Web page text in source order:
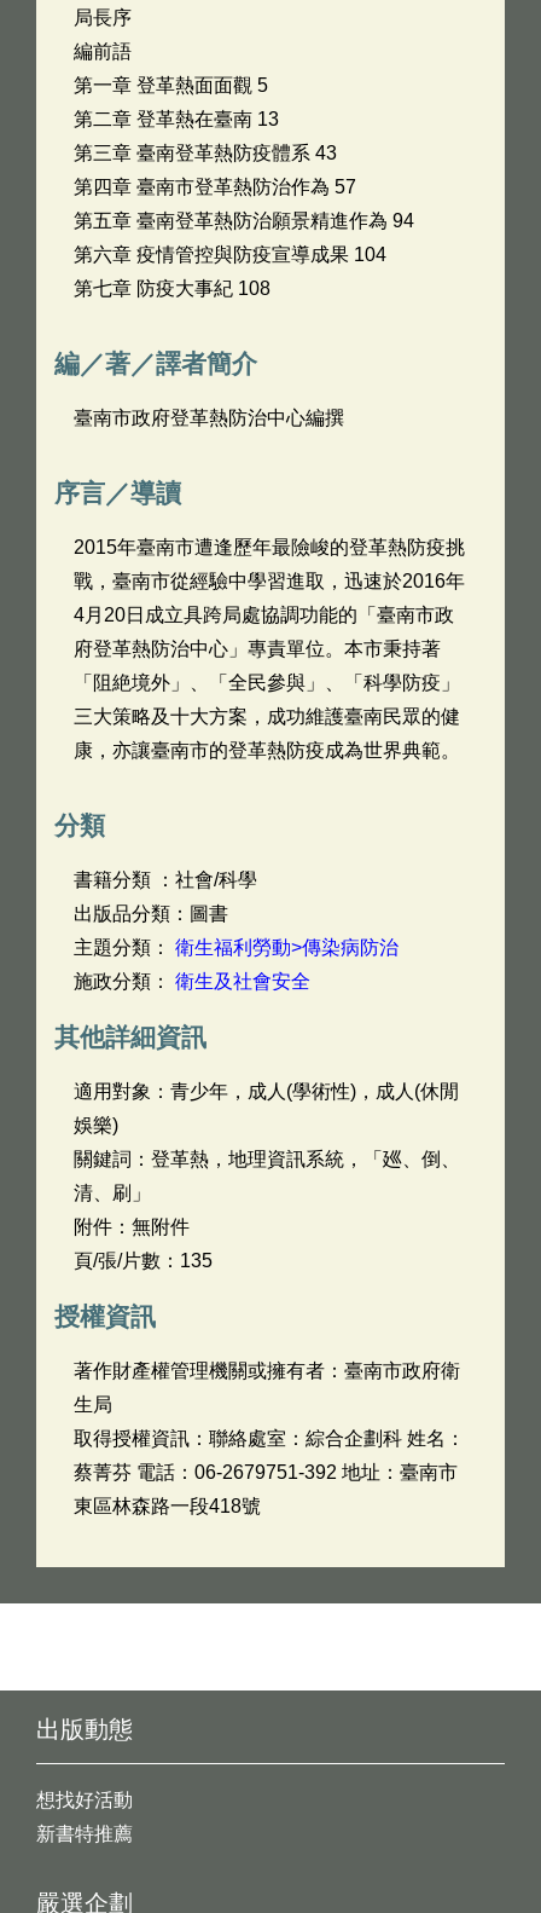
局長序
編前語
第一章 登革熱面面觀 5
第二章 登革熱在臺南 13
第三章 臺南登革熱防疫體系 43
第四章 臺南市登革熱防治作為 57
第五章 臺南登革熱防治願景精進作為 94
第六章 疫情管控與防疫宣導成果 104
第七章 防疫大事紀 108
編／著／譯者簡介
臺南市政府登革熱防治中心編撰
序言／導讀
2015年臺南市遭逢歷年最險峻的登革熱防疫挑
戰，臺南市從經驗中學習進取，迅速於2016年
4月20日成立具跨局處協調功能的「臺南市政
府登革熱防治中心」專責單位。本市秉持著
「阻絶境外」、「全民參與」、「科學防疫」
三大策略及十大方案，成功維護臺南民眾的健
康，亦讓臺南市的登革熱防疫成為世界典範。
分類
書籍分類 ：社會/科學
出版品分類：圖書
主題分類： 衛生福利勞動>傳染病防治
施政分類： 衛生及社會安全
其他詳細資訊
適用對象：青少年，成人(學術性)，成人(休閒
娛樂)
關鍵詞：登革熱，地理資訊系統，「廵、倒、
清、刷」
附件：無附件
頁/張/片數：135
授權資訊
著作財產權管理機關或擁有者：臺南市政府衛
生局
取得授權資訊：聯絡處室：綜合企劃科 姓名：
蔡菁芬 電話：06-2679751-392 地址：臺南市
東區林森路一段418號
出版動態
想找好活動
新書特推薦
嚴選企劃